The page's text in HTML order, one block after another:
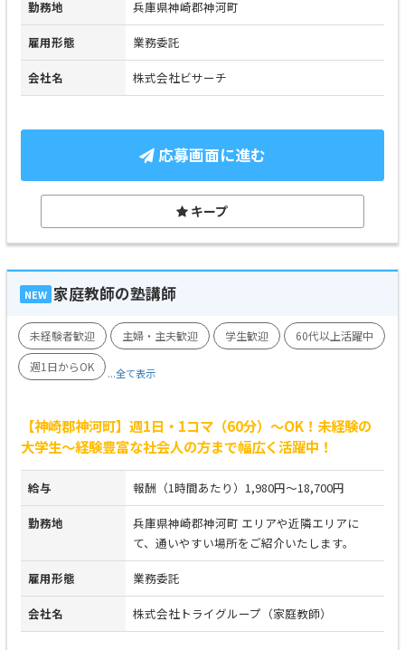
勤務地 兵庫県神崎郡神河町
雇用形態 業務委託
会社名 株式会社ビサーチ
応募画面に進む
キープ
NEW 家庭教師の塾講師
未経験者歓迎 主婦・主夫歓迎 学生歓迎
60代以上活躍中
週1日からOK
...全て表示
【神崎郡神河町】週1日・1コマ（60分）～OK！未経験の
大学生～経験豊富な社会人の方まで幅広く活躍中！
給与 報酬（1時間あたり）1,980円～18,700円
勤務地
兵庫県神崎郡神河町 エリアや近隣エリアに
て、通いやすい場所をご紹介いたします。
雇用形態 業務委託
会社名 株式会社トライグループ（家庭教師）